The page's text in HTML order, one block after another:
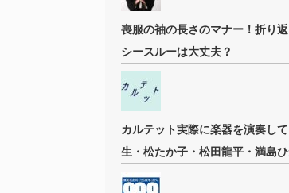
喪服の袖の長さのマナー！折り
シースルーは大丈夫？
カルテット実際に楽器を演奏し
生・松たか子・松田龍平・満島ひ